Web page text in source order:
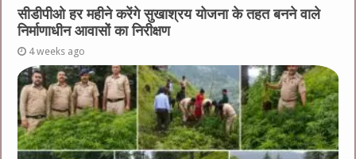
सीडीपीओ हर महीने करेंगे सुखाश्रय योजना के तहत बनने वाले
निर्माणाधीन आवासों का निरीक्षण
4 weeks ago